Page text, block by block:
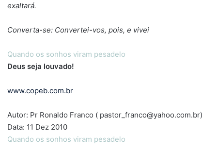
exaltará.
Converta-se: Convertei-vos, pois, e vivei
Quando os sonhos viram pesadelo
Deus seja louvado!
www.copeb.com.br
Autor: Pr Ronaldo Franco ( pastor_franco@yahoo.com.br)
Data: 11 Dez 2010
Quando os sonhos viram pesadelo